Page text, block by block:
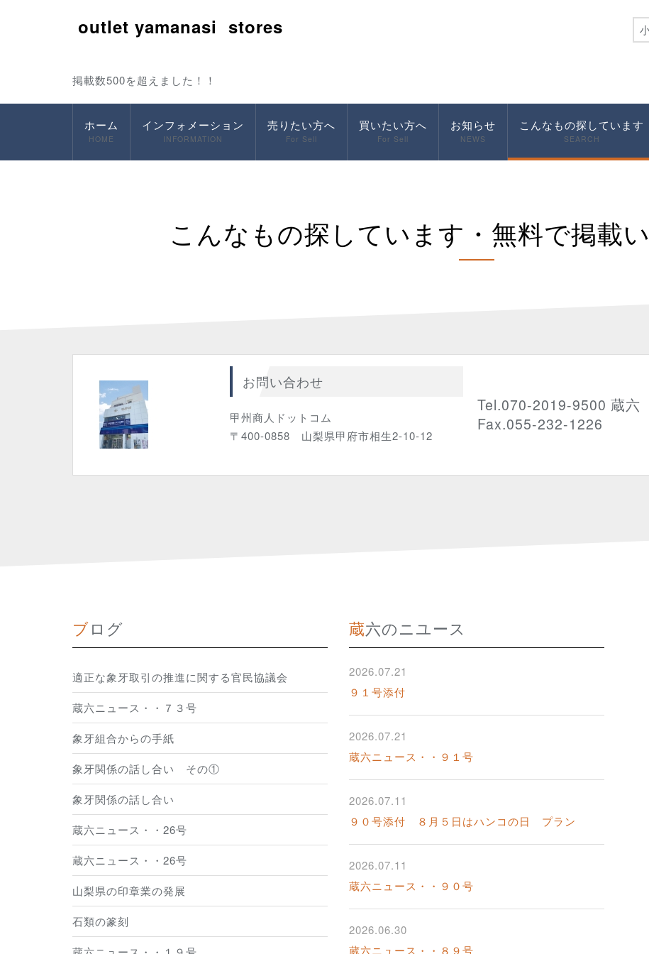
outlet yamanasi stores
掲載数500を超えました！！
ホーム
HOME
インフォメーション
INFORMATION
売りたい方へ
For Sell
買いたい方へ
For Sell
お知らせ
NEWS
こんなもの探しています
SEARCH
こんなもの探しています・無料で掲載い
お問い合わせ
甲州商人ドットコム
〒400-0858 山梨県甲府市相生2-10-12
Tel.070-2019-9500 蔵六
Fax.055-232-1226
ブログ
適正な象牙取引の推進に関する官民協議会
蔵六ニュース・・７３号
象牙組合からの手紙
象牙関係の話し合い その①
象牙関係の話し合い
蔵六ニュース・・26号
蔵六ニュース・・26号
山梨県の印章業の発展
石類の篆刻
蔵六のニユース
2026.07.21
９１号添付
2026.07.21
蔵六ニュース・・９１号
2026.07.11
９０号添付 ８月５日はハンコの日 プラン
2026.07.11
蔵六ニュース・・９０号
2026.06.30
蔵六ニュース・・８９号